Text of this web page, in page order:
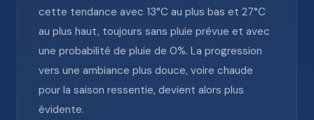
cette tendance avec 13°C au plus bas et 27°C
au plus haut, toujours sans pluie prévue et avec
une probabilité de pluie de 0%. La progression
vers une ambiance plus douce, voire chaude
pour la saison ressentie, devient alors plus
évidente.